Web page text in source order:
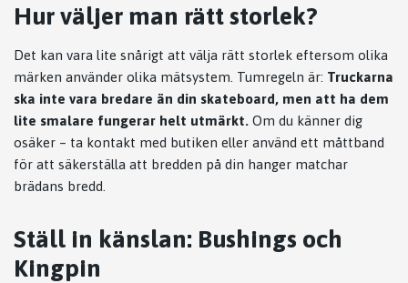
Hur väljer man rätt storlek?
Det kan vara lite snårigt att välja rätt storlek eftersom olika
märken använder olika mätsystem. Tumregeln är: Truckarna
ska inte vara bredare än din skateboard, men att ha dem
lite smalare fungerar helt utmärkt. Om du känner dig
osäker – ta kontakt med butiken eller använd ett måttband
för att säkerställa att bredden på din hanger matchar
brädans bredd.
Ställ in känslan: Bushings och
Kingpin